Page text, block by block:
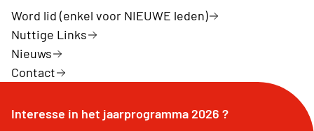
Word lid (enkel voor NIEUWE leden)
Nuttige Links
Nieuws
Contact
Interesse in het jaarprogramma 2026 ?